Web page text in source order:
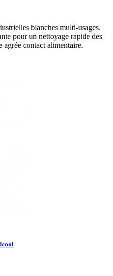
blanches multi-usages.
pour un nettoyage rapide des
agrée contact alimentaire.